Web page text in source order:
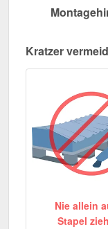
Kratzer
Nie allein
Stapel